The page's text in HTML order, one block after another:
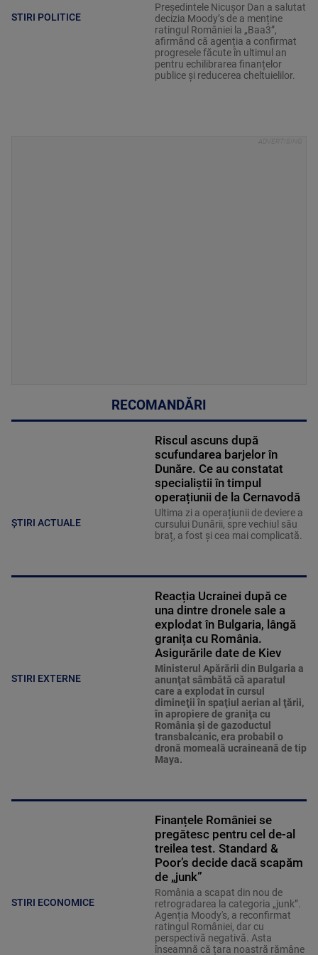
STIRI POLITICE
Președintele Nicușor Dan a salutat
decizia Moody’s de a menține
ratingul României la „Baa3”,
afirmând că agenția a confirmat
progresele făcute în ultimul an
pentru echilibrarea finanțelor
publice și reducerea cheltuielilor.
RECOMANDĂRI
ȘTIRI ACTUALE
Riscul ascuns după
scufundarea barjelor în
Dunăre. Ce au constatat
specialiștii în timpul
operațiunii de la Cernavodă
Ultima zi a operațiunii de deviere a
cursului Dunării, spre vechiul său
braț, a fost și cea mai complicată.
STIRI EXTERNE
Reacția Ucrainei după ce
una dintre dronele sale a
explodat în Bulgaria, lângă
granița cu România.
Asigurările date de Kiev
Ministerul Apărării din Bulgaria a
anunţat sâmbătă că aparatul
care a explodat în cursul
dimineţii în spaţiul aerian al ţării,
în apropiere de graniţa cu
România şi de gazoductul
transbalcanic, era probabil o
dronă momeală ucraineană de tip
Maya.
STIRI ECONOMICE
Finanțele României se
pregătesc pentru cel de-al
treilea test. Standard &
Poor’s decide dacă scapăm
de „junk”
România a scapat din nou de
retrogradarea la categoria „junk”.
Agenția Moody's, a reconfirmat
ratingul României, dar cu
perspectivă negativă. Asta
înseamnă că țara noastră rămâne